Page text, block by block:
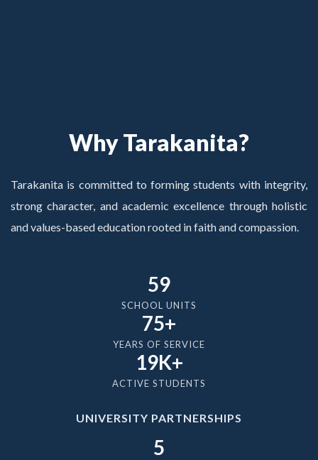
Why Tarakanita?
Tarakanita is committed to forming students with integrity,
strong character, and academic excellence through holistic
and values-based education rooted in faith and compassion.
59
SCHOOL UNITS
75+
YEARS OF SERVICE
19K+
ACTIVE STUDENTS
UNIVERSITY PARTNERSHIPS
5